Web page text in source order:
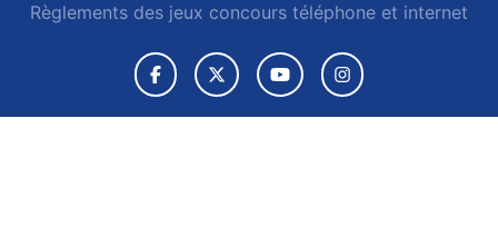
Règlements des jeux concours téléphone et internet